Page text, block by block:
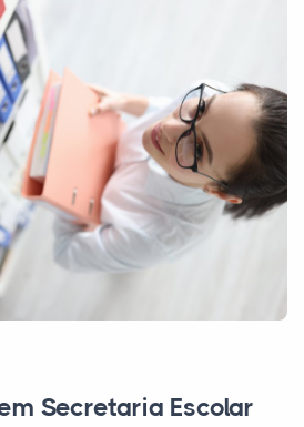
Secretaria Escolar